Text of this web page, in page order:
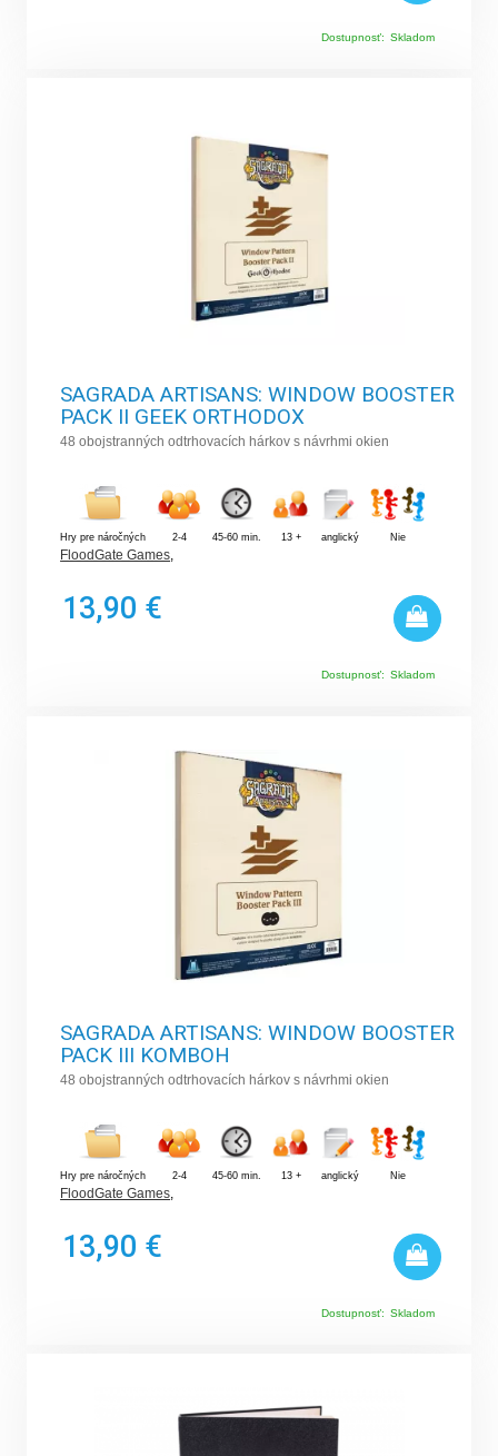
Dostupnosť: Skladom
SAGRADA ARTISANS: WINDOW BOOSTER
PACK II GEEK ORTHODOX
48 obojstranných odtrhovacích hárkov s návrhmi okien
Hry pre náročných 2-4 45-60 min. 13 + anglický Nie
FloodGate Games,
13,90 €
Dostupnosť: Skladom
SAGRADA ARTISANS: WINDOW BOOSTER
PACK III KOMBOH
48 obojstranných odtrhovacích hárkov s návrhmi okien
Hry pre náročných 2-4 45-60 min. 13 + anglický Nie
FloodGate Games
13,90 €
Dostupnosť: Skladom